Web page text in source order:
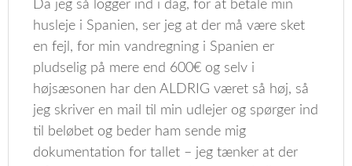
Da jeg så logger ind i dag, for at betale min
husleje i Spanien, ser jeg at der må være sket
en fejl, for min vandregning i Spanien er
pludselig på mere end 600€ og selv i
højsæsonen har den ALDRIG været så høj, så
jeg skriver en mail til min udlejer og spørger ind
til beløbet og beder ham sende mig
dokumentation for tallet – jeg tænker at der